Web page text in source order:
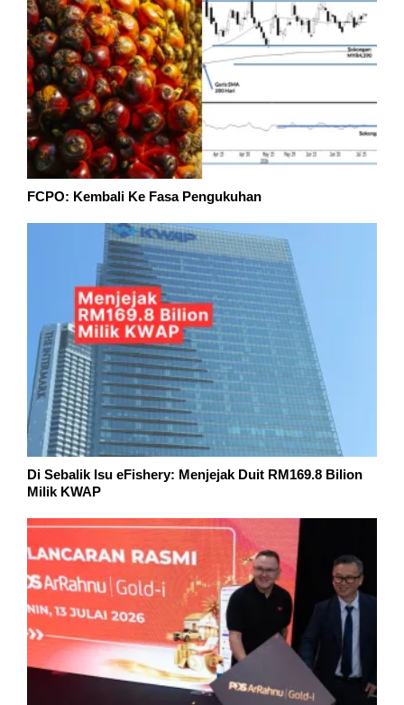
FCPO: Kembali Ke Fasa Pengukuhan
Di Sebalik Isu eFishery: Menjejak Duit RM169.8 Bilion
Milik KWAP